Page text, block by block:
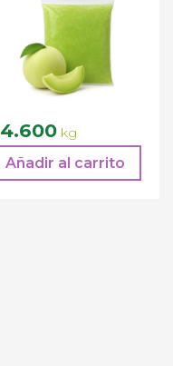
4.600kg
Añadir al carrito